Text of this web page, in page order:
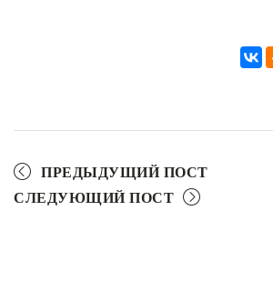
ПРЕДЫДУЩИЙ ПОСТ
СЛЕДУЮЩИЙ ПОСТ